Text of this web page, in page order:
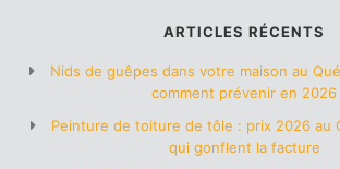
ARTICLES RÉCENTS
Nids de guêpes dans votre maison au
comment prévenir en 2026
Peinture de toiture de tôle : prix 2026 au
qui gonflent la facture